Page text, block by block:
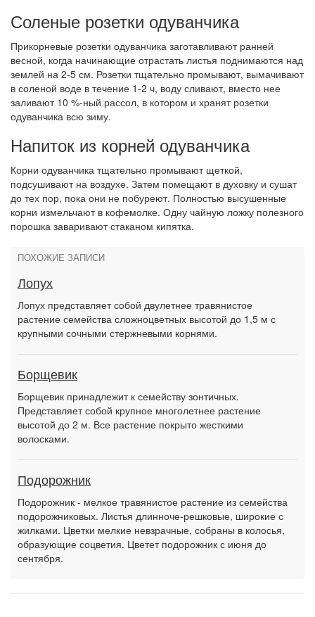
Соленые розетки одуванчика
Прикорневые розетки одуванчика заготавливают ранней
весной, когда начинающие отрастать листья поднимаются над
землей на 2-5 см. Розетки тщательно промывают, вымачивают
в соленой воде в течение 1-2 ч, воду сливают, вместо нее
заливают 10 %-ный рассол, в котором и хранят розетки
одуванчика всю зиму.
Напиток из корней одуванчика
Корни одуванчика тщательно промывают щеткой,
подсушивают на воздухе. Затем помещают в духовку и сушат
до тех пор, пока они не побуреют. Полностью высушенные
корни измельчают в кофемолке. Одну чайную ложку полезного
порошка заваривают стаканом кипятка.
ПОХОЖИЕ ЗАПИСИ
Лопух
Лопух представляет собой двулетнее травянистое
растение семейства сложноцветных высотой до 1,5 м с
крупными сочными стержневыми корнями.
Борщевик
Борщевик принадлежит к семейству зонтичных.
Представляет собой крупное многолетнее растение
высотой до 2 м. Все растение покрыто жесткими
волосками.
Подорожник
Подорожник - мелкое травянистое растение из семейства
подорожниковых. Листья длинноче-решковые, широкие с
жилками. Цветки мелкие невзрачные, собраны в колосья,
образующие соцветия. Цветет подорожник с июня до
сентября.